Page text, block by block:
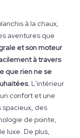
à la chaux,
aventures que
et son moteur
à travers
que rien ne se
L'intérieur
confort et une
des
de pointe,
luxe. De plus,